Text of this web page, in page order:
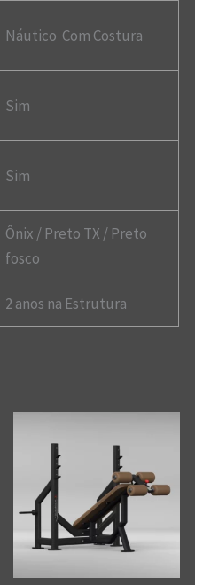
Náutico Com Costura
Sim
Sim
Ônix / Preto TX / Preto
fosco
2 anos na Estrutura